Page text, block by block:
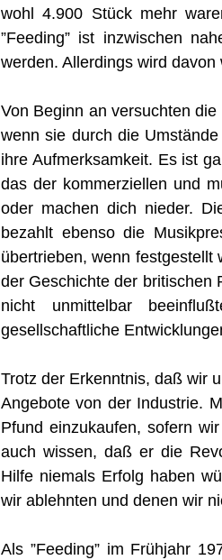
wohl 4.900 Stück mehr
”Feeding” ist inzwischen
werden. Allerdings wird
Von Beginn an versuchten
wenn sie durch die
ihre Aufmerksamkeit. Es ist
das der kommerziellen und
oder machen dich nieder.
bezahlt ebenso die
übertrieben, wenn
der Geschichte der britischen
nicht unmittelbar
gesellschaftliche
Trotz der Erkenntnis, daß wir
Angebote von der Industrie.
Pfund einzukaufen, sofern
auch wissen, daß er die
Hilfe niemals Erfolg haben
wir ablehnten und denen wir
Als ”Feeding” im Frühjahr